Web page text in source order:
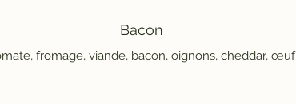
Bacon
fromage, viande, bacon, oignons, cheddar, œuf